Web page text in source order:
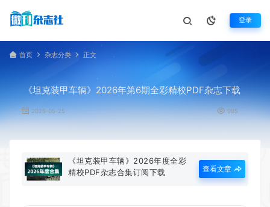
登录
首页 杂志分类 正文
《坦克装甲车辆》2026年第6期全彩精校PDF杂志下载
2026-05-25 985
《坦克装甲车辆》2026年度全彩
精校PDF杂志合集订阅下载
查看文章